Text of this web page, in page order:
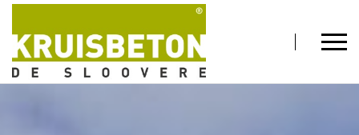
Kruisbeton, producent van predallen en
betonnen putten